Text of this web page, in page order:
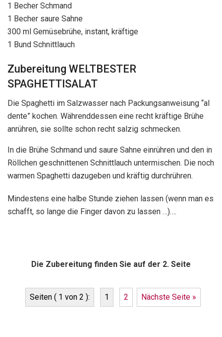
1 Becher Schmand
1 Becher saure Sahne
300 ml Gemüsebrühe, instant, kräftige
1 Bund Schnittlauch
Zubereitung WELTBESTER
SPAGHETTISALAT
Die Spaghetti im Salzwasser nach Packungsanweisung “al
dente” kochen. Währenddessen eine recht kräftige Brühe
anrühren, sie sollte schon recht salzig schmecken.
In die Brühe Schmand und saure Sahne einrühren und den in
Röllchen geschnittenen Schnittlauch untermischen. Die noch
warmen Spaghetti dazugeben und kräftig durchrühren.
Mindestens eine halbe Stunde ziehen lassen (wenn man es
schafft, so lange die Finger davon zu lassen …)….
Die Zubereitung finden Sie auf der 2. Seite
Seiten ( 1 von 2 ): 1 2 Nächste Seite »